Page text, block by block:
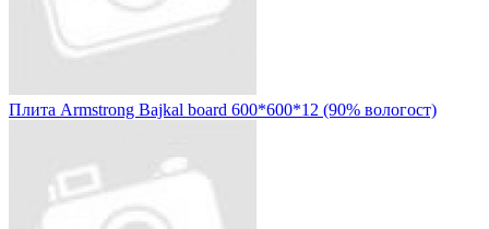
Плита Armstrong Bajkal board 600*600*12 (90% вологост)